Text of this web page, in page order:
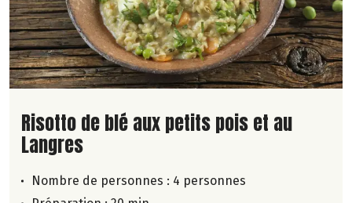
Lire la suite de la recette
Risotto de blé aux petits pois et au
Langres
Nombre de personnes : 4 personnes